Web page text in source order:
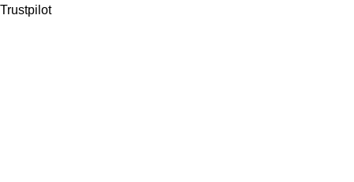
Trustpilot